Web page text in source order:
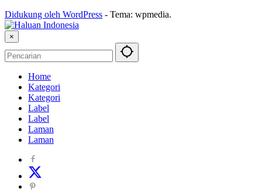
Didukung oleh WordPress - Tema: wpmedia.
×
Home
Kategori
Kategori
Label
Label
Laman
Laman